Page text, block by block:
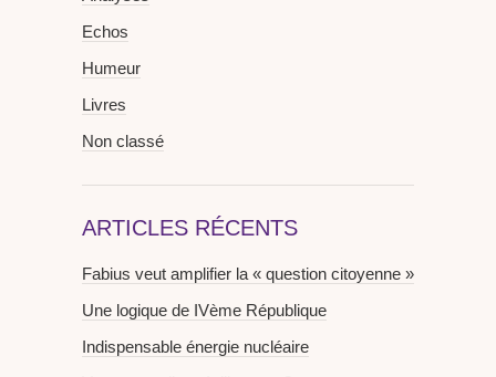
Echos
Humeur
Livres
Non classé
ARTICLES RÉCENTS
Fabius veut amplifier la « question citoyenne »
Une logique de IVème République
Indispensable énergie nucléaire